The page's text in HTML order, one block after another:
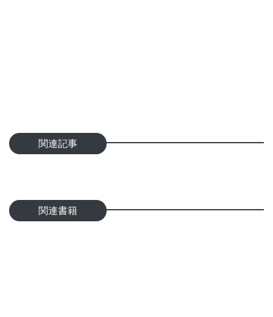
関連記事
関連書籍